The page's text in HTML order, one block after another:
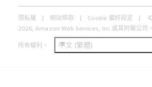
隱私權 網站條款 Cookie 偏好設定
2026, Amazon Web Services, Inc.或其附屬公司
所有權利。 中文 (繁體)